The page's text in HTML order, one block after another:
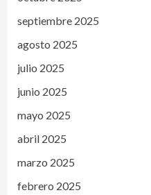
septiembre 2025
agosto 2025
julio 2025
junio 2025
mayo 2025
abril 2025
marzo 2025
febrero 2025